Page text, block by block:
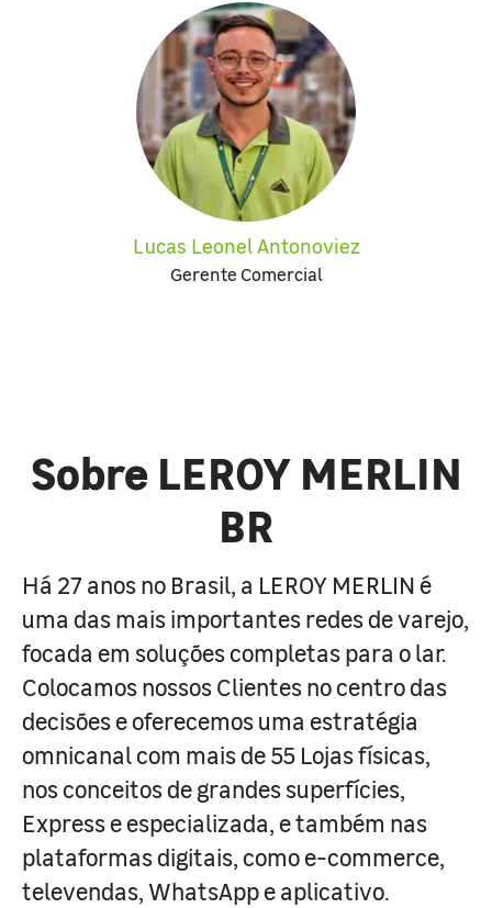
Lucas Leonel Antonoviez
Gerente Comercial
Sobre LEROY MERLIN
BR
Há 27 anos no Brasil, a LEROY MERLIN é
uma das mais importantes redes de varejo,
focada em soluções completas para o lar.
Colocamos nossos Clientes no centro das
decisões e oferecemos uma estratégia
omnicanal com mais de 55 Lojas físicas,
nos conceitos de grandes superfícies,
Express e especializada, e também nas
plataformas digitais, como e-commerce,
televendas, WhatsApp e aplicativo.